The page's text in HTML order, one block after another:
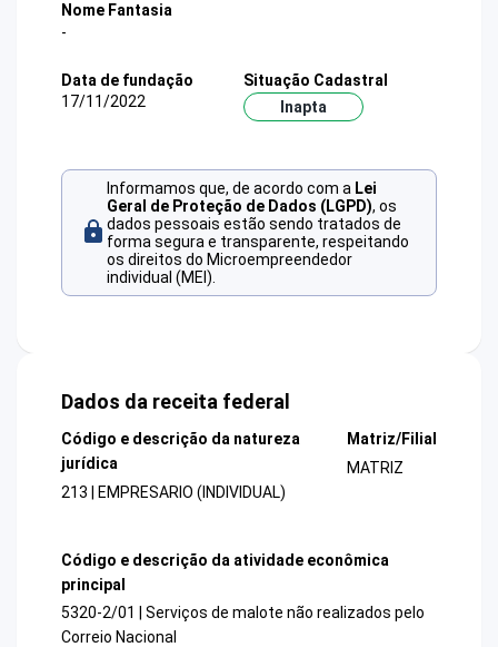
Nome Fantasia
-
Data de fundação
17/11/2022
Situação Cadastral
Inapta
Informamos que, de acordo com a Lei
Geral de Proteção de Dados (LGPD), os
dados pessoais estão sendo tratados de
forma segura e transparente, respeitando
os direitos do Microempreendedor
individual (MEI).
Dados da receita federal
Código e descrição da natureza
jurídica
213 | EMPRESARIO (INDIVIDUAL)
Matriz/Filial
MATRIZ
Código e descrição da atividade econômica
principal
5320-2/01 | Serviços de malote não realizados pelo
Correio Nacional